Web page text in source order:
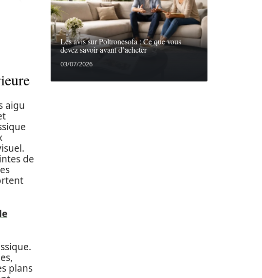
aigu
de
plans
Les avis sur Poltronesofa : Ce que vous
devez savoir avant d’acheter
03/07/2026